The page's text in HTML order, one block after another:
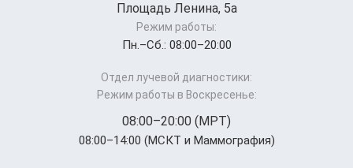
Площадь Ленина, 5а
Режим работы:
Пн.–Cб.: 08:00–20:00
Отдел лучевой диагностики:
Режим работы в Воскресенье:
08:00–20:00 (МРТ)
08:00–14:00 (МСКТ и Маммография)